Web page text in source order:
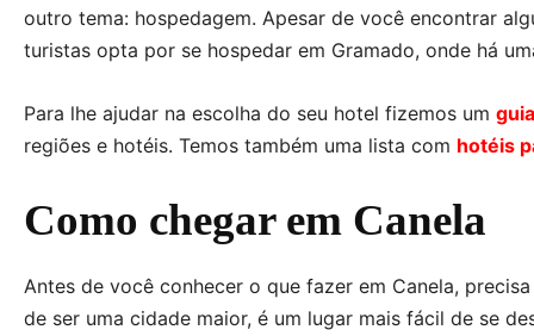
outro tema: hospedagem. Apesar de você encontrar
turistas opta por se hospedar em Gramado, onde há
Para lhe ajudar na escolha do seu hotel fizemos um
regiões e hotéis. Temos também uma lista com hotéis
Como chegar em Canela
Antes de você conhecer o que fazer em Canela,
de ser uma cidade maior, é um lugar mais fácil de se